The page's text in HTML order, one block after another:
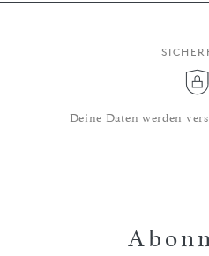
Deine Daten werden